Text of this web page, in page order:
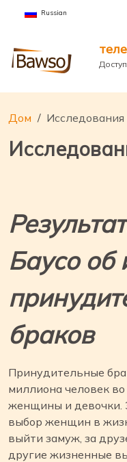
перейтиRussian
Дом
Баусо об
браков
Принудительные
миллиона человек
женщины и девочки.
выбор женщин в
выйти замуж, за
другие жизненные